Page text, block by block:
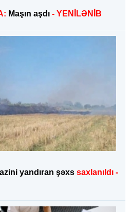
Maşın aşdı - YENİLƏNİB
yandıran şəxs saxlanıldı -